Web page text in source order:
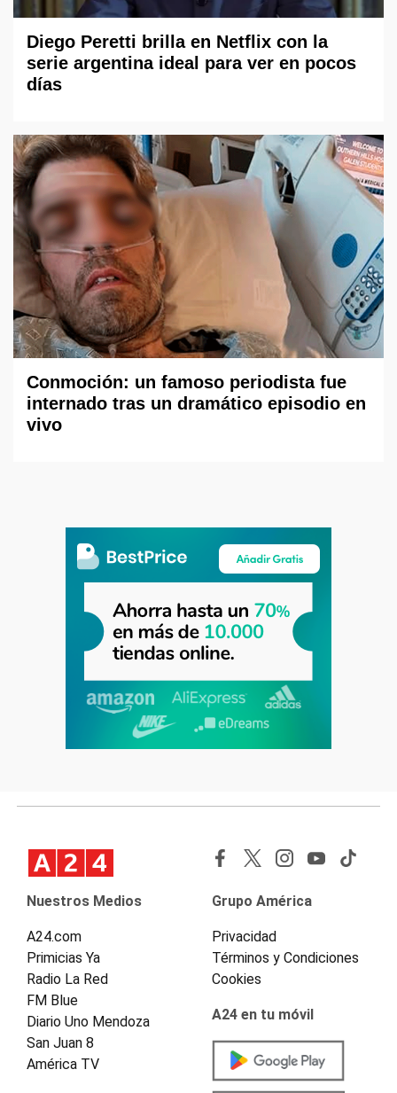
Diego Peretti brilla en Netflix con la
serie argentina ideal para ver en pocos
días
Conmoción: un famoso periodista fue
internado tras un dramático episodio en
vivo
Nuestros Medios
A24.com
Primicias Ya
Radio La Red
FM Blue
Diario Uno Mendoza
San Juan 8
América TV
Grupo América
Privacidad
Términos y Condiciones
Cookies
A24 en tu móvil